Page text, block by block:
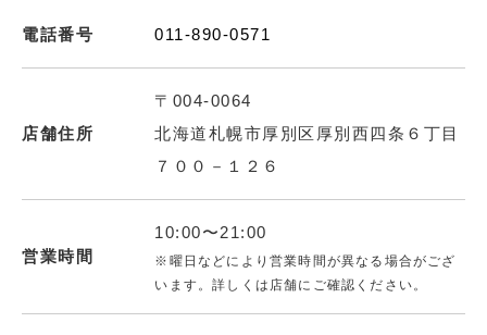
電話番号 011-890-0571
店舗住所
〒004-0064
北海道札幌市厚別区厚別西四条６丁目
７００－１２６
営業時間
10:00〜21:00
※曜日などにより営業時間が異なる場合がござ
います。詳しくは店舗にご確認ください。